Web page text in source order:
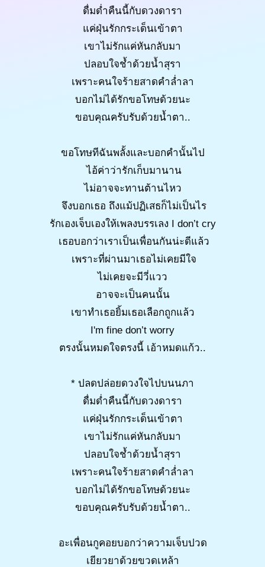
ดื่มด่ำคืนนี้กับดวงดารา
แค่ฝุ่นรักกระเด็นเข้าตา
เขาไม่รักแค่หันกลับมา
ปลอบใจช้ำด้วยน้ำสุรา
เพราะคนใจร้ายสาดคำล่ำลา
บอกไม่ได้รักขอโทษด้วยนะ
ขอบคุณครับรับด้วยน้ำตา..
ขอโทษทีฉันพลั้งและบอกคำนั้นไป
ไอ้ค่าว่ารักเก็บมานาน
ไม่อาจจะทานต้านไหว
จึงบอกเธอ ถึงแม้ปฏิเสธก็ไม่เป็นไร
รักเองเจ็บเองให้เพลงบรรเลง I don’t cry
เธอบอกว่าเราเป็นเพื่อนกันน่ะดีแล้ว
เพราะที่ผ่านมาเธอไม่เคยมีใจ
ไม่เคยจะมีวี่แวว
อาจจะเป็นคนนั้น
เขาทำเธอยิ้มเธอเลือกถูกแล้ว
I'm fine don’t worry
ตรงนั้นหมดใจตรงนี้ เอ้าหมดแก้ว..
* ปลดปล่อยดวงใจไปบนนภา
ดื่มด่ำคืนนี้กับดวงดารา
แค่ฝุ่นรักกระเด็นเข้าตา
เขาไม่รักแค่หันกลับมา
ปลอบใจช้ำด้วยน้ำสุรา
เพราะคนใจร้ายสาดคำล่ำลา
บอกไม่ได้รักขอโทษด้วยนะ
ขอบคุณครับรับด้วยน้ำตา..
อะเพื่อนกูคอยบอกว่าความเจ็บปวด
เยียวยาด้วยขวดเหล้า